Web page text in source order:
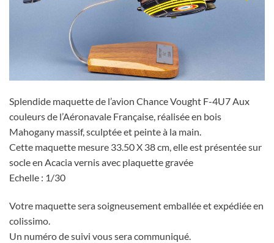
Splendide maquette de l’avion Chance Vought F-4U7 Aux
couleurs de l’Aéronavale Française, réalisée en bois
Mahogany massif, sculptée et peinte à la main.
Cette maquette mesure 33.50 X 38 cm, elle est présentée sur
socle en Acacia vernis avec plaquette gravée
Echelle : 1/30
Votre maquette sera soigneusement emballée et expédiée en
colissimo.
Un numéro de suivi vous sera communiqué.